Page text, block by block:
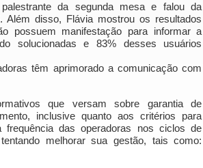
da segunda mesa e falou da
disso, Flávia mostrou os resultados
possuem manifestação para informar a
solucionadas e 83% desses usuários
têm aprimorado a comunicação com
que versam sobre garantia de
inclusive quanto aos critérios para
das operadoras nos ciclos de
melhorar sua gestão, tais como: